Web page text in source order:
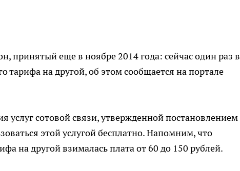
принятый еще в ноябре 2014 года: сейчас один раз в
тарифа на другой, об этом сообщается на портале
услуг сотовой связи, утвержденной постановлением
этой услугой бесплатно. Напомним, что
на другой взималась плата от 60 до 150 рублей.